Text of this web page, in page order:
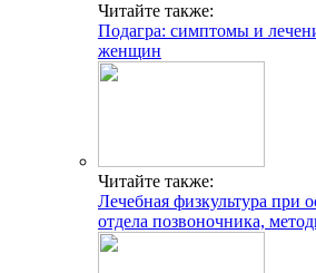
Читайте также:
Подагра: симптомы и
женщин
Читайте также:
Лечебная физкультура при
отдела позвоночника,